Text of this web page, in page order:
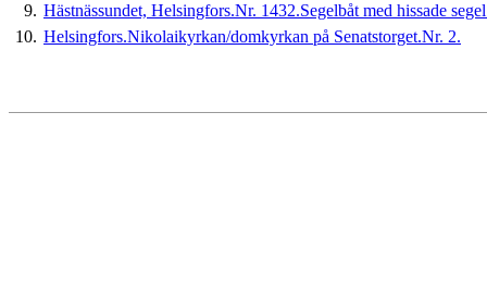
9. Hästnässundet, Helsingfors.Nr. 1432.Segelbåt med hissade
10. Helsingfors.Nikolaikyrkan/domkyrkan på Senatstorget.Nr. 2.